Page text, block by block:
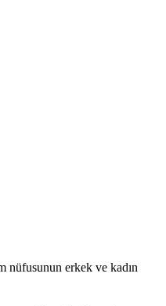
nüfusunun erkek ve kadın